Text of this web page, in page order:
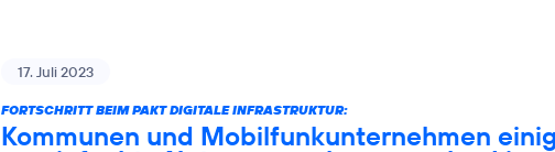
17. Juli 2023
FORTSCHRITT BEIM PAKT DIGITALE INFRASTRUKTUR:
Kommunen und Mobilfunkunternehmen